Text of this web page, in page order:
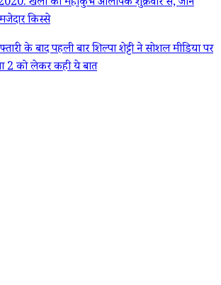
किस्से
के बाद पहली बार शिल्पा शेट्टी ने सोशल मीडिया पर
2 को लेकर कही ये बात